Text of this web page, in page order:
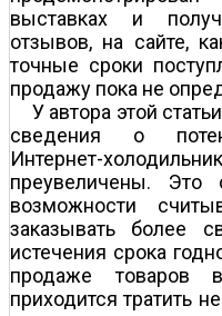
выставках и
отзывов, на сайте,
точные сроки
продажу пока не
У автора этой
сведения о
Интернет-
преувеличены. Это
возможности
заказывать более
истечения срока
продаже товаров
приходится тратить